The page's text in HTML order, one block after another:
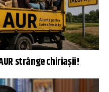
strânge chiriașii!